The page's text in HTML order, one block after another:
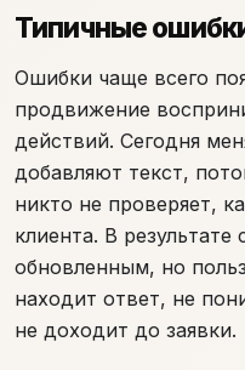
Типичные
Ошибки чаще всего
продвижение
действий. Сегодня
добавляют текст,
никто не проверяет,
клиента. В
обновленным, но
находит ответ, не
не доходит до заявки.